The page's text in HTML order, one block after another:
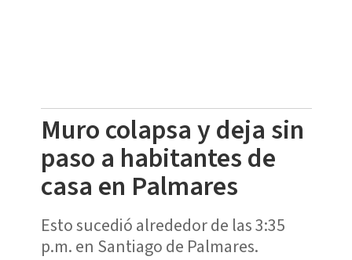
Muro colapsa y deja sin
paso a habitantes de
casa en Palmares
Esto sucedió alrededor de las 3:35
p.m. en Santiago de Palmares.